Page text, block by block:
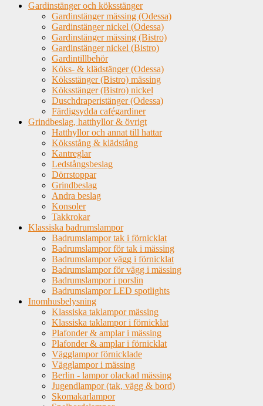
Gardinstänger och köksstänger
Gardinstänger mässing (Odessa)
Gardinstänger nickel (Odessa)
Gardinstänger mässing (Bistro)
Gardinstänger nickel (Bistro)
Gardintillbehör
Köks- & klädstänger (Odessa)
Köksstänger (Bistro) mässing
Köksstänger (Bistro) nickel
Duschdraperistänger (Odessa)
Färdigsydda cafégardiner
Grindbeslag, hatthyllor & övrigt
Hatthyllor och annat till hattar
Köksstång & klädstång
Kantreglar
Ledstångsbeslag
Dörrstoppar
Grindbeslag
Andra beslag
Konsoler
Takkrokar
Klassiska badrumslampor
Badrumslampor tak i förnicklat
Badrumslampor för tak i mässing
Badrumslampor vägg i förnicklat
Badrumslampor för vägg i mässing
Badrumslampor i porslin
Badrumslampor LED spotlights
Inomhusbelysning
Klassiska taklampor mässing
Klassiska taklampor i förnicklat
Plafonder & amplar i mässing
Plafonder & amplar i förnicklat
Vägglampor förnicklade
Vägglampor i mässing
Berlin - lampor olackad mässing
Jugendlampor (tak, vägg & bord)
Skomakarlampor